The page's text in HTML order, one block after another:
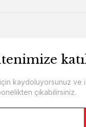
için kaydoluyorsunuz
çıkabilirsiniz.